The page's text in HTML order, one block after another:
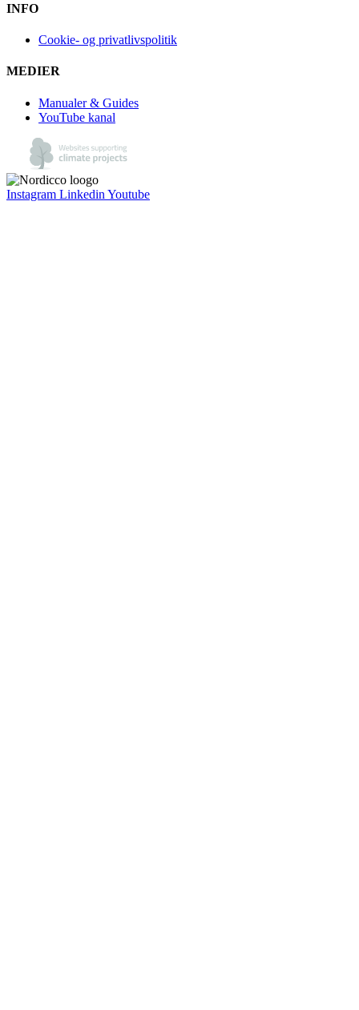
INFO
Cookie- og privatlivspolitik
MEDIER
Manualer & Guides
YouTube kanal
Instagram Linkedin Youtube